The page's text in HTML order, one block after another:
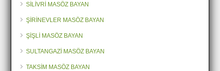
SİLİVRİ MASÖZ BAYAN
ŞİRİNEVLER MASÖZ BAYAN
ŞİŞLİ MASÖZ BAYAN
SULTANGAZİ MASÖZ BAYAN
TAKSİM MASÖZ BAYAN